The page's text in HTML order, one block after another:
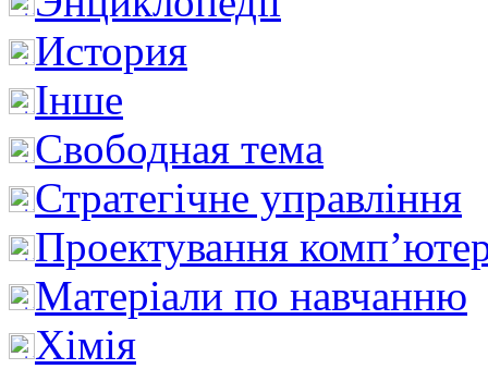
История
Інше
Свободная тема
Стратегічне управління
Проектування
Матеріали по навчанню
Хімія